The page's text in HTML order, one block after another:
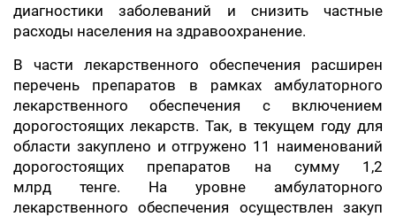
диагностики заболеваний и снизить частные
расходы населения на здравоохранение.
В части лекарственного обеспечения расширен
перечень препаратов в рамках амбулаторного
лекарственного обеспечения с включением
дорогостоящих лекарств. Так, в текущем году для
области закуплено и отгружено 11 наименований
дорогостоящих препаратов на сумму 1,2
млрд тенге. На уровне амбулаторного
лекарственного обеспечения осуществлен закуп